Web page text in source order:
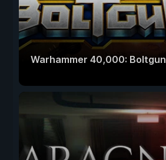
Warhammer 40,000: Boltgun